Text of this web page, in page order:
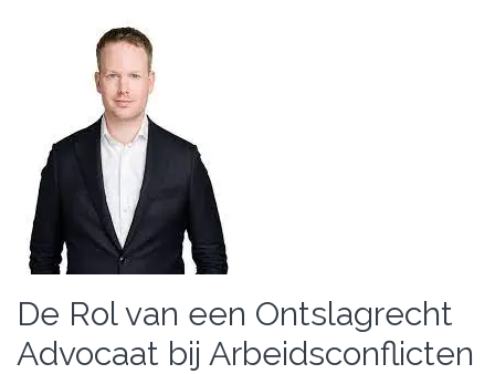
De Rol van een Ontslagrecht
Advocaat bij Arbeidsconflicten